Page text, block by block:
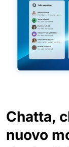
Chatta,
nuovo